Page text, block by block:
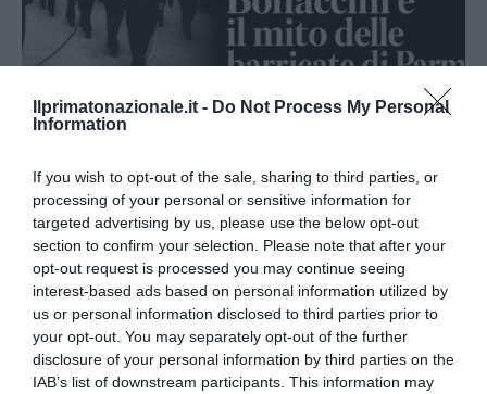
Ilprimatonazionale.it - Do Not Process My Personal
Information
If you wish to opt-out of the sale, sharing to third parties, or
processing of your personal or sensitive information for
targeted advertising by us, please use the below opt-out
section to confirm your selection. Please note that after your
opt-out request is processed you may continue seeing
interest-based ads based on personal information utilized by
us or personal information disclosed to third parties prior to
your opt-out. You may separately opt-out of the further
disclosure of your personal information by third parties on the
IAB’s list of downstream participants. This information may
l’antifascismo copia il fascismo